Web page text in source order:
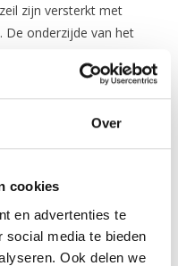
Over
cookies
en advertenties te
social media te bieden
Ook delen we
zijn versterkt met
De onderzijde van het
om de kuip blijft zitten. De
goed om de middel
en getapet voor
het spatzeil. Het